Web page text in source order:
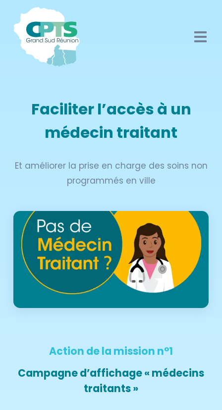
Faciliter l’accès à un
médecin traitant
Et améliorer la prise en charge des soins non
programmés en ville
Action de la mission n°1
Campagne d’affichage « médecins
traitants »